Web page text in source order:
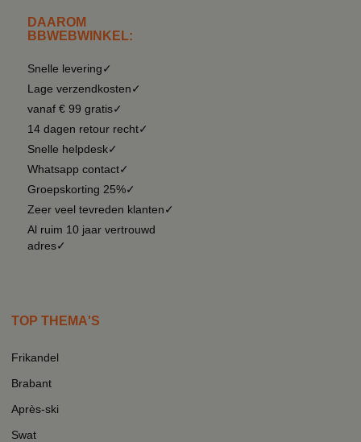
DAAROM
BBWEBWINKEL:
Snelle levering✓
Lage verzendkosten✓
vanaf € 99 gratis✓
14 dagen retour recht✓
Snelle helpdesk✓
Whatsapp contact✓
Groepskorting 25%✓
Zeer veel tevreden klanten✓
Al ruim 10 jaar vertrouwd
adres✓
TOP THEMA'S
Frikandel
Brabant
Après-ski
Swat